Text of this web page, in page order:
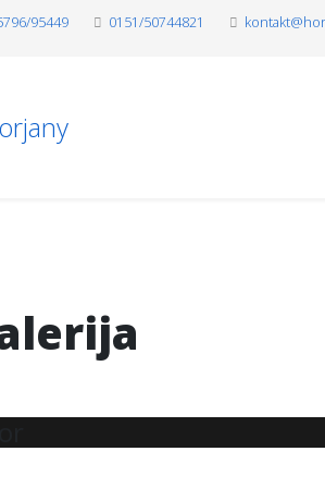
95449 0151/50744821